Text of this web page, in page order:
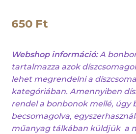
650 Ft
Webshop információ:A
tartalmazza azok
lehet megrendelni a
kategóriában. Amennyiben
rendel a bonbonok mellé, úgy
becsomagolva,
műanyag tálkában küldjük a